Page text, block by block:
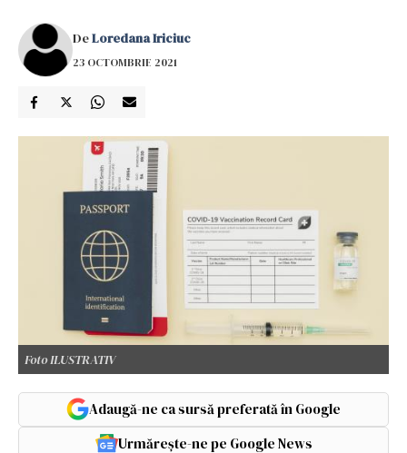
DeLoredana Iriciuc
23 OCTOMBRIE 2021
Foto ILUSTRATIV
Adaugă-ne ca sursă preferată în Google
Urmărește-ne pe Google News